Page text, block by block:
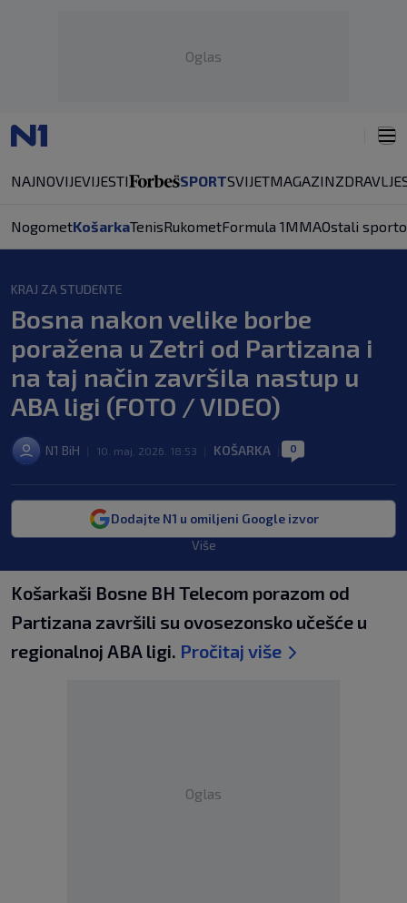
Oglas
NAJNOVIJEVIJESTI SPORTSVIJETMAGAZINZDRAVLJE
NogometKošarkaTenisRukometFormula 1MMAOstali
KRAJ ZA STUDENTE
Bosna nakon velike borbe
poražena u Zetri od Partizana i
na taj način završila nastup u
ABA ligi (FOTO / VIDEO)
N1 BiH 10. maj. 2026. 18:53 KOŠARKA 0
Dodajte N1 u omiljeni Google izvor
Više
Košarkaši Bosne BH Telecom porazom od
Partizana završili su ovosezonsko učešće u
regionalnoj ABA ligi. Pročitaj više
Oglas